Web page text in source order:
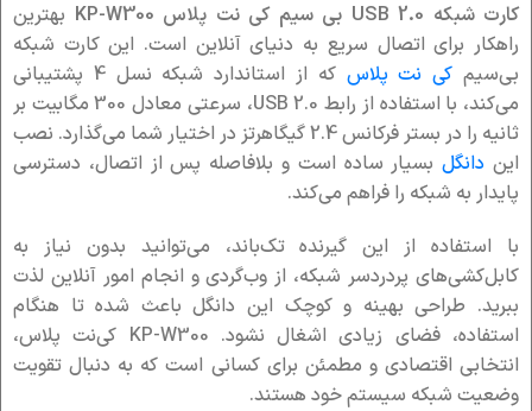
کارت شبکه USB 2.0 بی سیم کی نت پلاس KP-W300
بهترین
راهکار برای اتصال سریع به دنیای آنلاین است. این کارت شبکه
بی‌سیم کی نت پلاس
که از استاندارد شبکه نسل 4 پشتیبانی
می‌کند، با استفاده از رابط USB 2.0، سرعتی معادل 300 مگابیت بر
ثانیه را در بستر فرکانس 2.4 گیگاهرتز در اختیار شما می‌گذارد. نصب
این دانگلبسیار ساده است و بلافاصله پس از اتصال، دسترسی
پایدار به شبکه را فراهم می‌کند.
با استفاده از این گیرنده تک‌باند، می‌توانید بدون نیاز به
کابل‌کشی‌های پردردسر شبکه، از وب‌گردی و انجام امور آنلاین لذت
ببرید. طراحی بهینه و کوچک این دانگل باعث شده تا هنگام
استفاده، فضای زیادی اشغال نشود. KP-W300 کی‌نت پلاس،
انتخابی اقتصادی و مطمئن برای کسانی است که به دنبال تقویت
وضعیت شبکه سیستم خود هستند.